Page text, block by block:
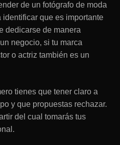
de un fotógrafo de moda
que es importante
dedicarse de manera
negocio, si tu marca
o actriz también es un
tienes que tener claro a
y que propuestas rechazar.
del cual tomarás tus